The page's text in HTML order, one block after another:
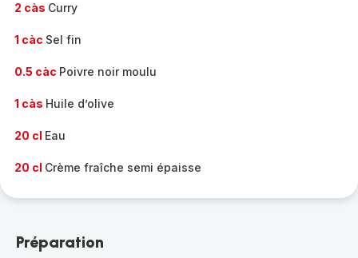
2 càs Curry
1 càc Sel fin
0.5 càc Poivre noir moulu
1 càs Huile d’olive
20 cl Eau
20 cl Crème fraîche semi épaisse
Préparation